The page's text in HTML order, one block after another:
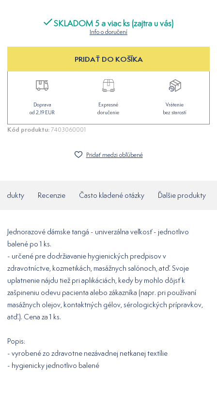
SKLADOM 5 a viac ks (zajtra u vás)
Info o doručení
PRIDAŤ DO KOŠÍKA
Doprava
od 2,19 EUR
Expresné
doručenie
Vrátenie
bez starostí
Kód produktu:7403060001
Pridať medzi obľúbené
Recenzie Často kladené otázky Ďalšie produkty
Jednorazové dámske tangá - univerzálna veľkosť - jednotlivo
balené po 1 ks.
- určené pre dodržiavanie hygienických predpisov v
zdravotníctve, kozmetikách, masážnych salónoch, atď. Svoje
uplatnenie nájdu tiež pri aplikáciách, kedy by mohlo dôjsť k
zašpineniu odevu pacienta alebo zákazníka (napr. pri používaní
masážnych olejov, kontaktných gélov, sérologických prípravkov,
atď.). Cena za 1 ks.
Popis:
- vyrobené zo zdravotne nezávadnej netkanej textílie
- hygienicky jednotlivo balené